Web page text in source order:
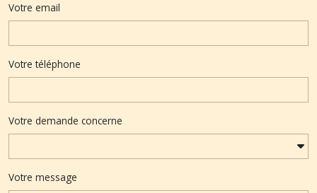
Votre email
Votre téléphone
Votre demande concerne
Votre message